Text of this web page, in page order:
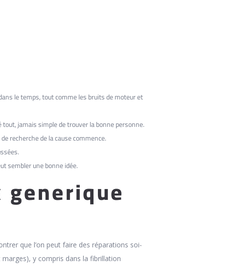
le temps, tout comme les bruits de moteur et
tout, jamais simple de trouver la bonne personne.
recherche de la cause commence.
sembler une bonne idée.
que l’on peut faire des réparations soi-
y compris dans la fibrillation